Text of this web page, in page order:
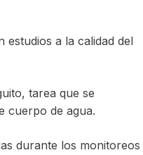
estudios a la calidad del
tarea que se
cuerpo de agua.
durante los monitoreos